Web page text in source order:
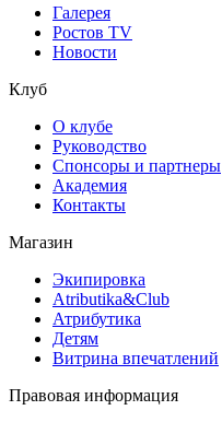
Галерея
Ростов TV
Новости
Клуб
О клубе
Руководство
Спонсоры и партнеры
Академия
Контакты
Магазин
Экипировка
Atributika&Club
Атрибутика
Детям
Витрина впечатлений
Правовая информация